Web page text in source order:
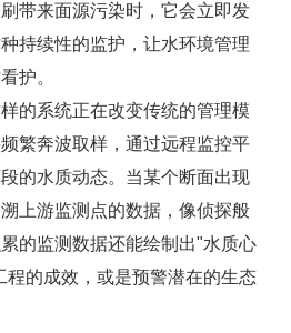
带来面源污染时，它会立即发
持续性的监护，让水环境管理
护。
的系统正在改变传统的管理模
繁奔波取样，通过远程监控平
的水质动态。当某个断面出现
上游监测点的数据，像侦探般
的监测数据还能绘制出"水质心
程的成效，或是预警潜在的生态